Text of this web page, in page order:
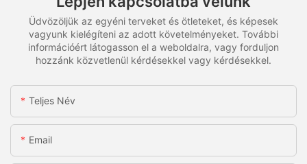
Üdvözöljük az egyéni terveket és ötleteket, és képesek
vagyunk kielégíteni az adott követelményeket. További
információért látogasson el a weboldalra, vagy forduljon
hozzánk közvetlenül kérdésekkel vagy kérdésekkel.
Teljes Név
Email